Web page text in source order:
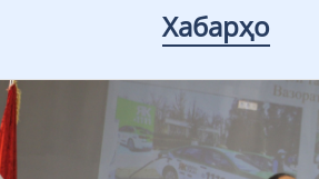
Хабарҳо